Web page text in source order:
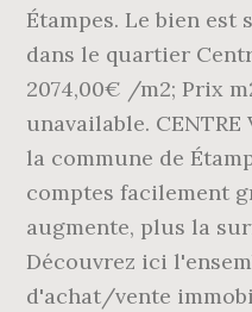
Étampes. Le bien est
dans le quartier
2074,00€ /m2; Prix
unavailable.
la commune de
comptes facilement
augmente, plus la
Découvrez ici
d'achat/vente